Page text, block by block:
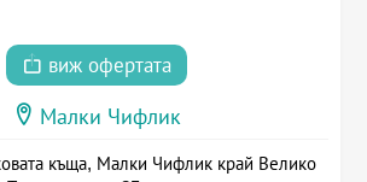
виж офертата
Малки Чифлик
къща, Малки Чифлик край Велико